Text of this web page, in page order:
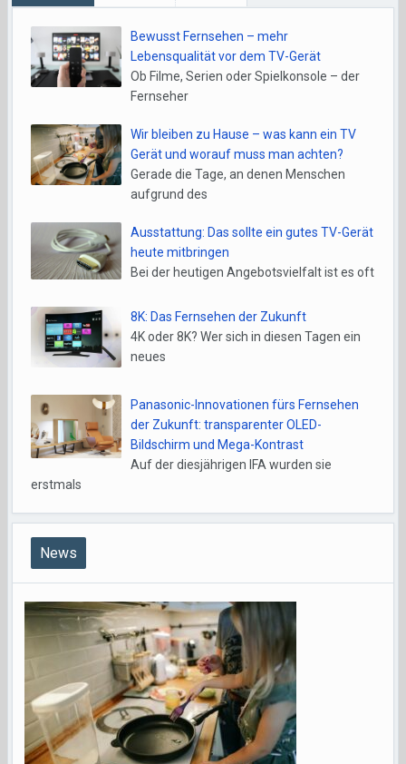
Bewusst Fernsehen – mehr
Lebensqualität vor dem TV-Gerät
Ob Filme, Serien oder Spielkonsole – der
Fernseher
Wir bleiben zu Hause – was kann ein TV
Gerät und worauf muss man achten?
Gerade die Tage, an denen Menschen
aufgrund des
Ausstattung: Das sollte ein gutes TV-Gerät
heute mitbringen
Bei der heutigen Angebotsvielfalt ist es oft
8K: Das Fernsehen der Zukunft
4K oder 8K? Wer sich in diesen Tagen ein
neues
Panasonic-Innovationen fürs Fernsehen
der Zukunft: transparenter OLED-
Bildschirm und Mega-Kontrast
Auf der diesjährigen IFA wurden sie
erstmals
News